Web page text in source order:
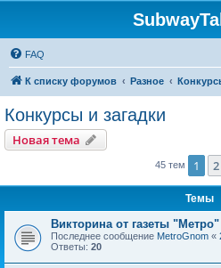
FAQ
К списку форумов Разное
Конкурсы и загадки
Новая тема
45 тем 1 2
Темы
Викторина от газеты "Метро"
Последнее сообщение MetroGnom «
Ответы: 20